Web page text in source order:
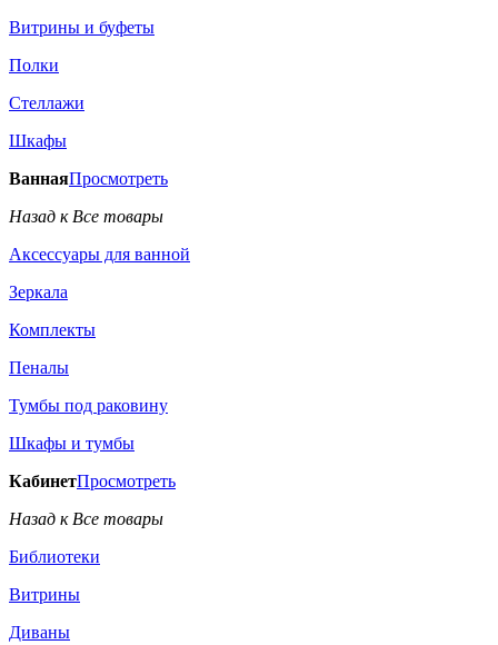
Витрины и буфеты
Полки
Стеллажи
Шкафы
ВаннаяПросмотреть
Назад к Все товары
Аксессуары для ванной
Зеркала
Комплекты
Пеналы
Тумбы под раковину
Шкафы и тумбы
КабинетПросмотреть
Назад к Все товары
Библиотеки
Витрины
Диваны